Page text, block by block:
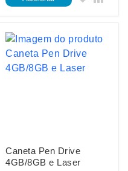
Caneta Pen Drive
4GB/8GB e Laser